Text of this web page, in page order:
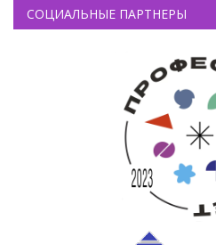
СОЦИАЛЬНЫЕ ПАРТНЕРЫ